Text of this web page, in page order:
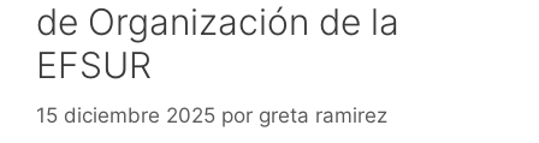
de Organización de la
EFSUR
15 diciembre 2025 por greta ramirez